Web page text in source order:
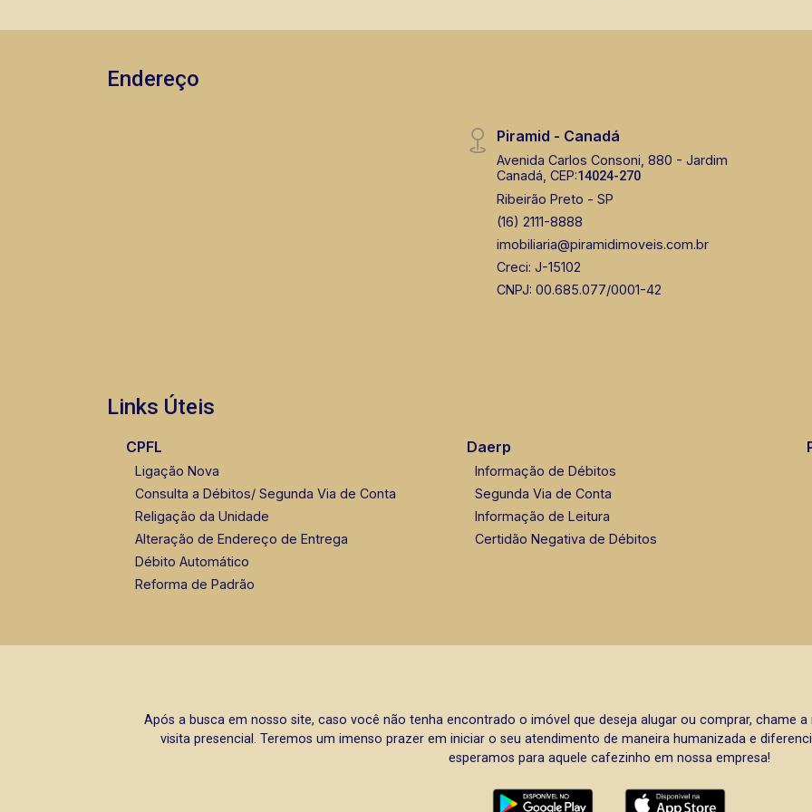
Endereço
Piramid - Canadá
Avenida Carlos Consoni, 880 - Jardim
Canadá, CEP:14024-270
Ribeirão Preto - SP
(16) 2111-8888
imobiliaria@piramidimoveis.com.br
Creci: J-15102
CNPJ: 00.685.077/0001-42
Links Úteis
CPFL
Ligação Nova
Consulta a Débitos/ Segunda Via de Conta
Religação da Unidade
Alteração de Endereço de Entrega
Débito Automático
Reforma de Padrão
Daerp
Informação de Débitos
Segunda Via de Conta
Informação de Leitura
Certidão Negativa de Débitos
Após a busca em nosso site, caso você não tenha encontrado o imóvel que deseja alugar ou comprar, chame
visita presencial. Teremos um imenso prazer em iniciar o seu atendimento de maneira humanizada e
esperamos para aquele cafezinho em nossa empresa!